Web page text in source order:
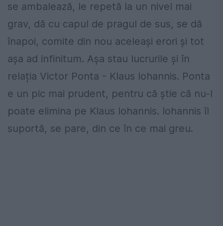
se ambalează, le repetă la un nivel mai
grav, dă cu capul de pragul de sus, se dă
înapoi, comite din nou aceleași erori și tot
așa ad infinitum. Așa stau lucrurile și în
relația Victor Ponta - Klaus Iohannis. Ponta
e un pic mai prudent, pentru că știe că nu-l
poate elimina pe Klaus Iohannis. Iohannis îl
suportă, se pare, din ce în ce mai greu.